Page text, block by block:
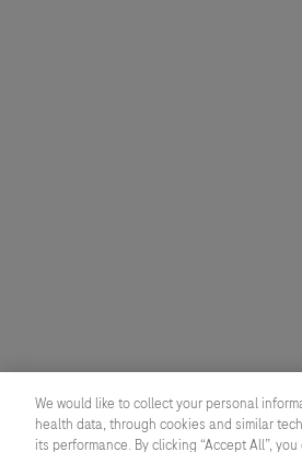
We would like to collect your personal
health data, through cookies and similar
its performance. By clicking “Accept All”,